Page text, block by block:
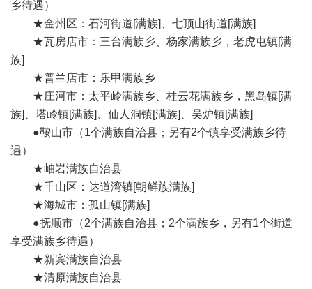
乡待遇）
★金州区：石河街道[满族]、七顶山街道[满族]
★瓦房店市：三台满族乡、杨家满族乡，老虎屯镇[满
族]
★普兰店市：乐甲满族乡
★庄河市：太平岭满族乡、桂云花满族乡，黑岛镇[满
族]、塔岭镇[满族]、仙人洞镇[满族]、吴炉镇[满族]
●鞍山市（1个满族自治县；另有2个镇享受满族乡待
遇）
★岫岩满族自治县
★千山区：达道湾镇[朝鲜族满族]
★海城市：孤山镇[满族]
●抚顺市（2个满族自治县；2个满族乡，另有1个街道
享受满族乡待遇）
★新宾满族自治县
★清原满族自治县